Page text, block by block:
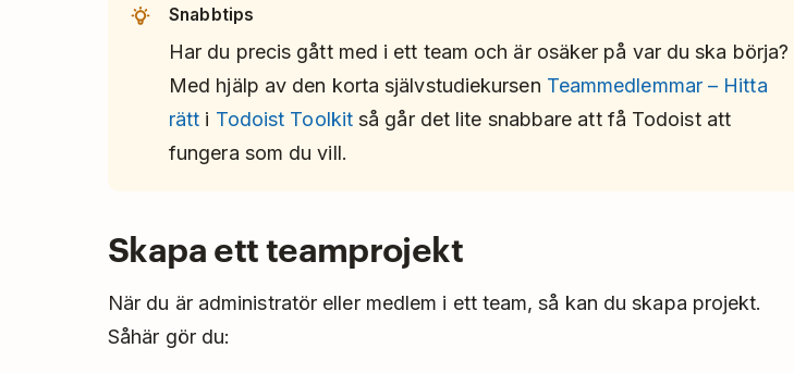
Snabbtips
Har du precis gått med i ett team och är osäker på var du ska börja?
Med hjälp av den korta självstudiekursen Teammedlemmar – Hitta
rätt i Todoist Toolkit så går det lite snabbare att få Todoist att
fungera som du vill.
Skapa ett teamprojekt
När du är administratör eller medlem i ett team, så kan du skapa projekt.
Såhär gör du: